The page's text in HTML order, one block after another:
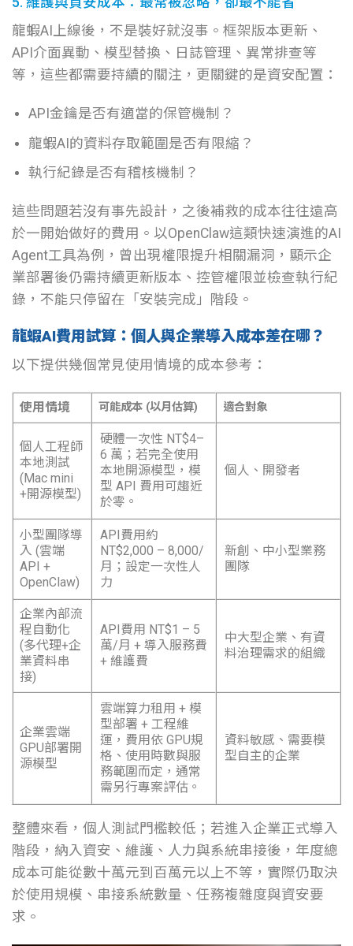
龍蝦AI上線後，不是裝好就沒事。框架版本更新、
API介面異動、模型替換、日誌管理、異常排查等
等，這些都需要持續的關注，更關鍵的是資安配置：
API金鑰是否有適當的保管機制？
龍蝦AI的資料存取範圍是否有限縮？
執行紀錄是否有稽核機制？
這些問題若沒有事先設計，之後補救的成本往往遠高
於一開始做好的費用。以OpenClaw這類快速演進的AI
Agent工具為例，曾出現權限提升相關漏洞，顯示企
業部署後仍需持續更新版本、控管權限並檢查執行紀
錄，不能只停留在「安裝完成」階段。
龍蝦AI費用試算：個人與企業導入成本差在哪？
以下提供幾個常見使用情境的成本參考：
使用情境 可能成本 (以月估算) 適合對象
個人工程師
本地測試
(Mac mini
+開源模型)
硬體一次性 NT$4–
6 萬；若完全使用
本地開源模型，模
型 API 費用可趨近
於零。
個人、開發者
小型團隊導
入 (雲端
API +
OpenClaw)
API費用約
NT$2,000 – 8,000/
月；設定一次性人
力
新創、中小型業務
團隊
企業內部流
程自動化
(多代理+企
業資料串
接)
API費用 NT$1 – 5
萬/月 + 導入服務費
+ 維護費
中大型企業、有資
料治理需求的組織
企業雲端
GPU部署開
源模型
雲端算力租用 + 模
型部署 + 工程維
運，費用依 GPU規
格、使用時數與服
務範圍而定，通常
需另行專案評估。
資料敏感、需要模
型自主的企業
整體來看，個人測試門檻較低；若進入企業正式導入
階段，納入資安、維護、人力與系統串接後，年度總
成本可能從數十萬元到百萬元以上不等，實際仍取決
於使用規模、串接系統數量、任務複雜度與資安要
求。